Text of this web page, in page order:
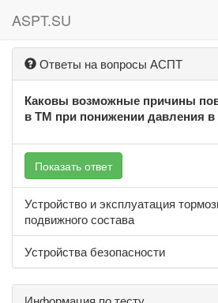
ASPT.SU
Ответы на вопросы АСПТ
Каковы возможные причины
в ТМ при понижении давления в
Показать ответ
Устройство и эксплуатация
подвижного состава
Устройства безопасности